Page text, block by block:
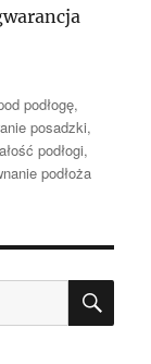
podłogę,
posadzki,
podłogi,
podłoża